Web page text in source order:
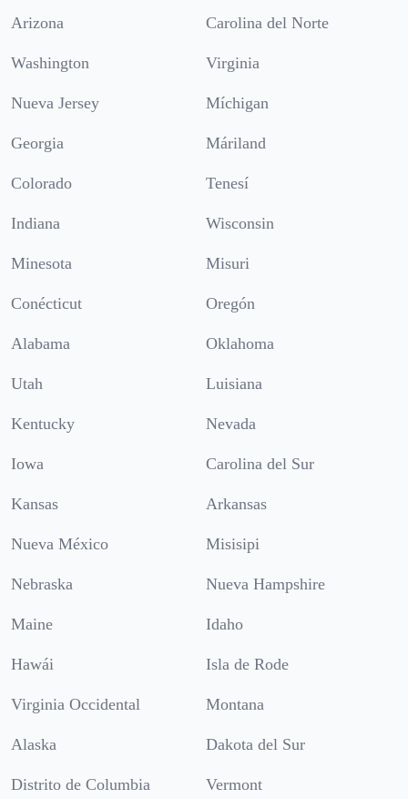
Arizona Carolina del Norte
Washington Virginia
Nueva Jersey Míchigan
Georgia Máriland
Colorado Tenesí
Indiana Wisconsin
Minesota Misuri
Conécticut Oregón
Alabama Oklahoma
Utah Luisiana
Kentucky Nevada
Iowa Carolina del Sur
Kansas Arkansas
Nueva México Misisipi
Nebraska Nueva Hampshire
Maine Idaho
Hawái Isla de Rode
Virginia Occidental Montana
Alaska Dakota del Sur
Distrito de Columbia Vermont